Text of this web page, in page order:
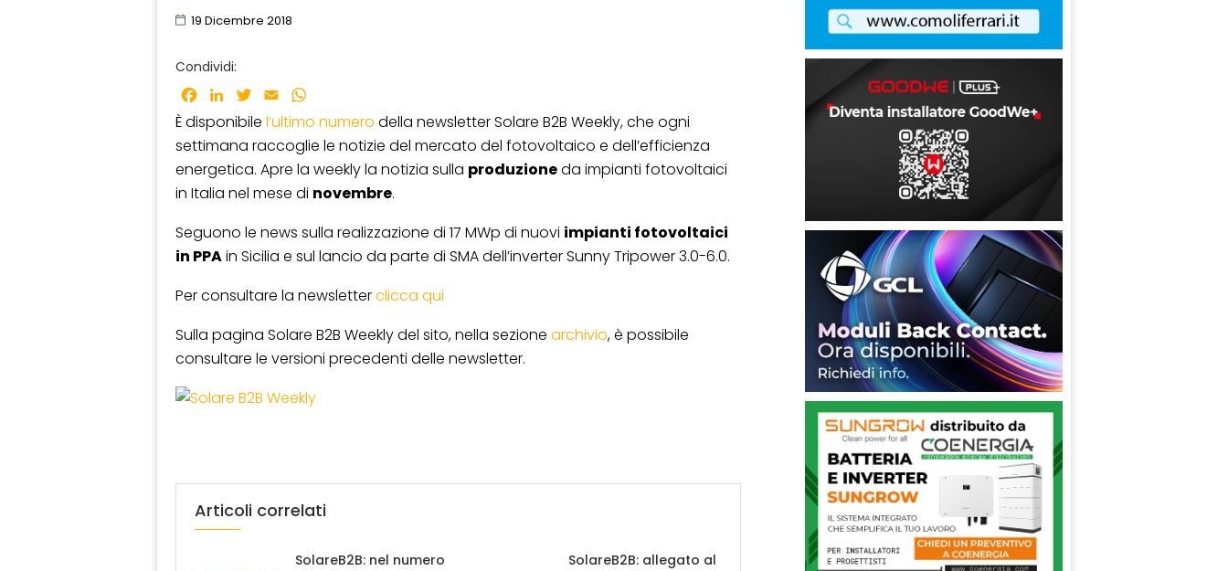
19 Dicembre 2018
Condividi:
Facebook
LinkedInTwitter
Email
È disponibile l’ultimo numero della newsletter Solare B2B Weekly, che ogni
settimana raccoglie le notizie del mercato del fotovoltaico e dell’efficienza
energetica. Apre la weekly la notizia sulla produzioneda impianti fotovoltaici
in Italia nel mese di novembre.
Seguono le news sulla realizzazione di 17 MWp di nuovi impianti fotovoltaici
in PPAin Sicilia e sul lancio da parte di SMA dell’inverter Sunny Tripower 3.0-6.0.
Per consultare la newsletterclicca qui
Sulla pagina Solare B2B Weekly del sito, nella sezione archivio, è possibile
consultare le versioni precedenti delle newsletter.
Articoli correlati
SolareB2B: nel numero
SolareB2B: allegato al